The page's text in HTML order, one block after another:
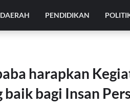
DAERAH PENDIDIKAN
harapkan
baik bagi Insan